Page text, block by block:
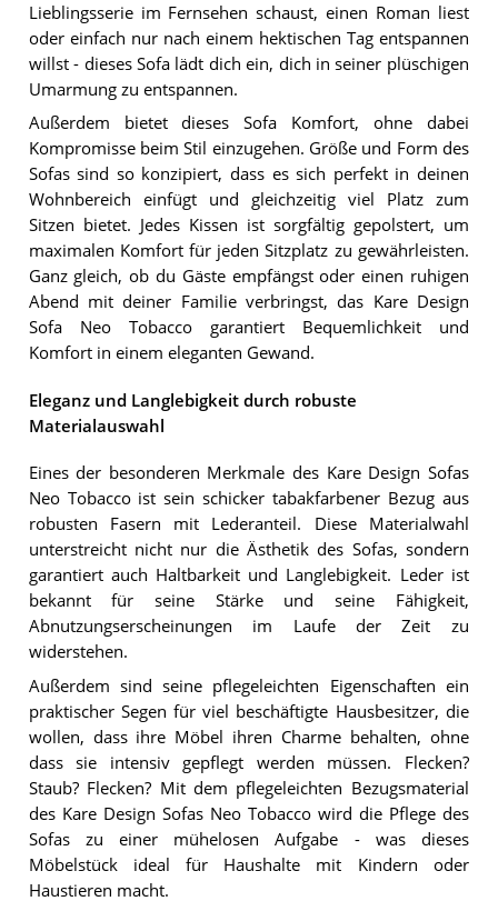
Lieblingsserie im Fernsehen schaust, einen Roman liest
oder einfach nur nach einem hektischen Tag entspannen
willst - dieses Sofa lädt dich ein, dich in seiner plüschigen
Umarmung zu entspannen.
Außerdem bietet dieses Sofa Komfort, ohne dabei
Kompromisse beim Stil einzugehen. Größe und Form des
Sofas sind so konzipiert, dass es sich perfekt in deinen
Wohnbereich einfügt und gleichzeitig viel Platz zum
Sitzen bietet. Jedes Kissen ist sorgfältig gepolstert, um
maximalen Komfort für jeden Sitzplatz zu gewährleisten.
Ganz gleich, ob du Gäste empfängst oder einen ruhigen
Abend mit deiner Familie verbringst, das Kare Design
Sofa Neo Tobacco garantiert Bequemlichkeit und
Komfort in einem eleganten Gewand.
Eleganz und Langlebigkeit durch robuste
Materialauswahl
Eines der besonderen Merkmale des Kare Design Sofas
Neo Tobacco ist sein schicker tabakfarbener Bezug aus
robusten Fasern mit Lederanteil. Diese Materialwahl
unterstreicht nicht nur die Ästhetik des Sofas, sondern
garantiert auch Haltbarkeit und Langlebigkeit. Leder ist
bekannt für seine Stärke und seine Fähigkeit,
Abnutzungserscheinungen im Laufe der Zeit zu
widerstehen.
Außerdem sind seine pflegeleichten Eigenschaften ein
praktischer Segen für viel beschäftigte Hausbesitzer, die
wollen, dass ihre Möbel ihren Charme behalten, ohne
dass sie intensiv gepflegt werden müssen. Flecken?
Staub? Flecken? Mit dem pflegeleichten Bezugsmaterial
des Kare Design Sofas Neo Tobacco wird die Pflege des
Sofas zu einer mühelosen Aufgabe - was dieses
Möbelstück ideal für Haushalte mit Kindern oder
Haustieren macht.